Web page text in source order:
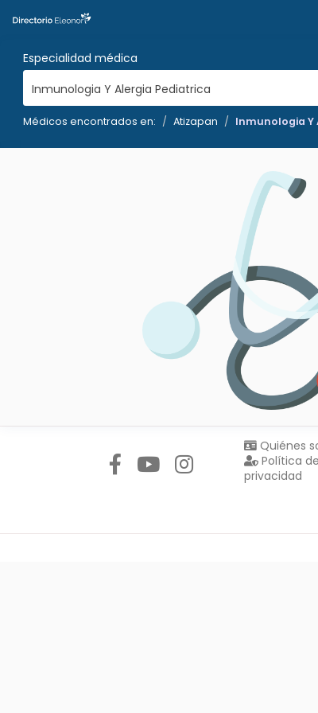
Especialidad médica
Inmunologia Y Alergia Pediatrica
Médicos encontrados en: Atizapan Inmunologia Y
Quiénes
Política de
privacidad